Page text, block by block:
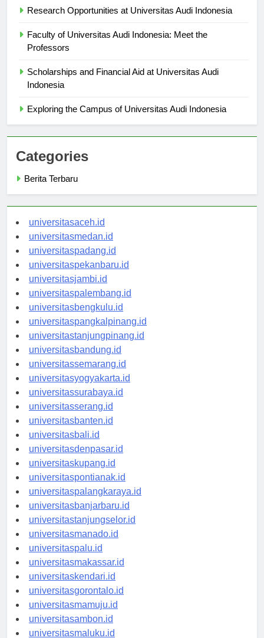
Faculty of Universitas Audi Indonesia: Meet the
Scholarships and Financial Aid at Universitas Audi
Categories
universitasaceh.id
universitasmedan.id
universitaspadang.id
universitaspekanbaru.id
universitasjambi.id
universitaspalembang.id
universitasbengkulu.id
universitaspangkalpinang.id
universitastanjungpinang.id
universitasbandung.id
universitassemarang.id
universitasyogyakarta.id
universitassurabaya.id
universitasserang.id
universitasbanten.id
universitasbali.id
universitasdenpasar.id
universitaskupang.id
universitaspontianak.id
universitaspalangkaraya.id
universitasbanjarbaru.id
universitastanjungselor.id
universitasmanado.id
universitaspalu.id
universitasmakassar.id
universitaskendari.id
universitasgorontalo.id
universitasmamuju.id
universitasambon.id